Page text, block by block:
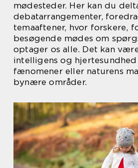
mødesteder. Her kan du
debatarrangementer,
temaaftener, hvor forskere,
besøgende mødes om
optager os alle. Det kan
intelligens og
fænomener eller naturens
bynære områder.